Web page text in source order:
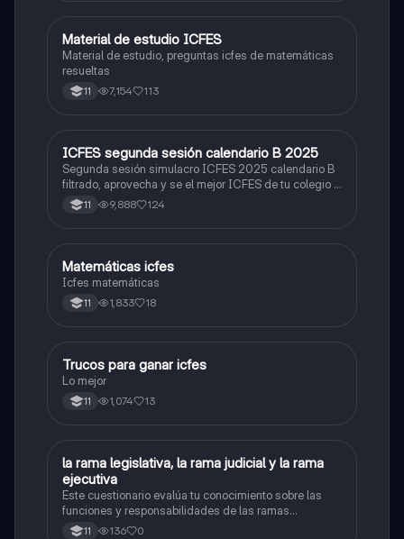
ICFES: Matemáticas
Material de estudio ICFES
Material de estudio, preguntas icfes de matemáticas
resueltas
11 7,154 113
ICFES: Lectura Crítica
ICFES segunda sesión calendario B 2025
Segunda sesión simulacro ICFES 2025 calendario B
filtrado, aprovecha y se el mejor ICFES de tu colegio y
poder ingresar a universidad, y estudiar aquella
carrera con la que tanto sueñas.
11 9,888 124
ICFES: Matemáticas
Matemáticas icfes
Icfes matemáticas
11 1,833 18
Química
Trucos para ganar icfes
Lo mejor
11 1,074 13
LSociales/Historia
la rama legislativa, la rama judicial y la rama
ejecutiva
Este cuestionario evalúa tu conocimiento sobre las
funciones y responsabilidades de las ramas
legislativa, judicial y ejecutiva.
11 136 0